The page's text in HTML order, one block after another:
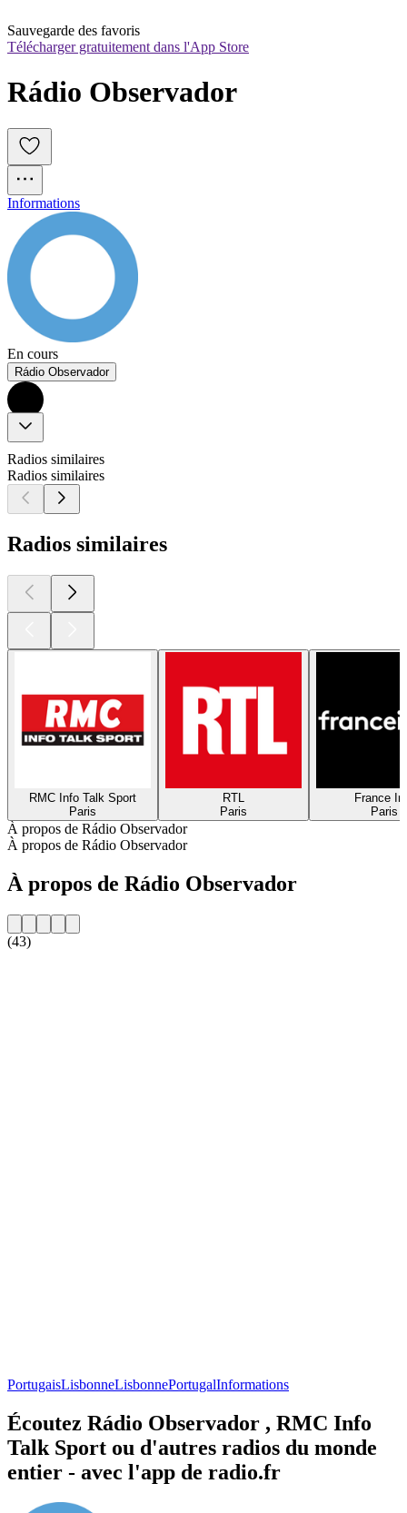
Sauvegarde des favoris
Télécharger gratuitement dans l'App Store
Informations
En cours
Rádio Observador
Radios similaires
Radios similaires
Radios similaires
RMC Info Talk Sport
Paris
RTL
Paris
France
Paris
À propos de Rádio Observador
À propos de Rádio Observador
À propos de Rádio Observador
(43)
PortugaisLisbonneLisbonnePortugalInformations
Écoutez Rádio Observador , RMC Info
Talk Sport ou d'autres radios du monde
entier - avec l'app de radio.fr